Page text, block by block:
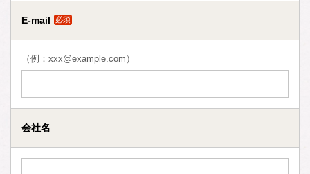
E-mail 必須
（例：xxx@example.com）
会社名